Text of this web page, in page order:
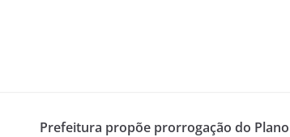
Prefeitura propõe prorrogação do Plano